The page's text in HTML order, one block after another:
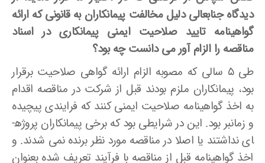
دیدگاه جنابعالی دلیل مخالفت پیمانکاران به قانونی که ارائه
گواهینامه تایید صلاحیت ایمنی پیمانکاری در اسناد
مناقصه را الزام آور می ­دانست چه بود؟
طی ۵ سالی که مصوبه الزام ارائه گواهی صلاحیت برقرار
بود، پیمانکاران ملزم بودند قبل از شرکت در مناقصه اقدام
به اخذ گواهی­نامه صلاحیت ایمنی کنند که فرایندی پیچیده
و زمانبر بود. این در شرایطی بود که برخی پیمانکاران پروژه­
ای نداشتند یا اصلا در مناقصه مورد نظر برنده نمی­ شدند. و
اخذ گواهینامه قبل از مناقصه با فرآیند تعریف شده بعنوان